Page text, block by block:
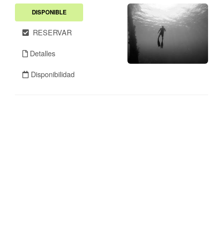
DISPONIBLE
RESERVAR
Detalles
Disponibilidad